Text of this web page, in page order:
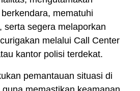
mematuhi
serta segera melaporkan
melalui Call Center
kantor polisi terdekat.
pemantauan situasi di